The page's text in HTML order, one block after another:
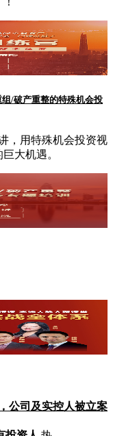
/破产重整的特殊机会投
，用特殊机会投资视
大机遇。
公司及实控人被立案